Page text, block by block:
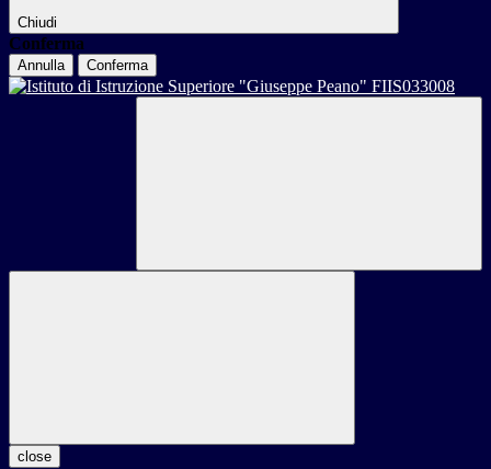
Chiudi
Conferma
Annulla Conferma
close